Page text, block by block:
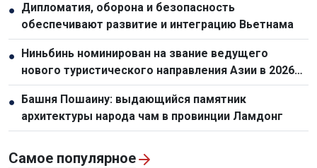
● Дипломатия, оборона и безопасность
обеспечивают развитие и интеграцию Вьетнама
●
Ниньбинь номинирован на звание ведущего
нового туристического направления Азии в 2026
году
●
Башня Пошаину: выдающийся памятник
архитектуры народа чам в провинции Ламдонг
Самое популярное